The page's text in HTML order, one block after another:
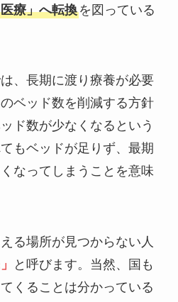
療」へ転換を図っている
、長期に渡り療養が必要
ベッド数を削減する方針
ド数が少なくなるという
もベッドが足りず、最期
なってしまうことを意味
る場所が見つからない人
と呼びます。当然、国も
くることは分かっている